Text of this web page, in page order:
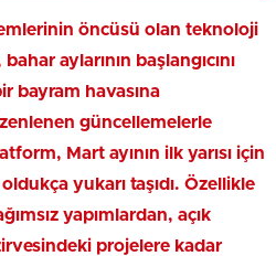
öncüsü olan teknoloji
aylarının başlangıcını
bayram havasına
güncellemelerle
Mart ayının ilk yarısı için
oldukça yukarı taşıdı. Özellikle
yapımlardan, açık
projelere kadar